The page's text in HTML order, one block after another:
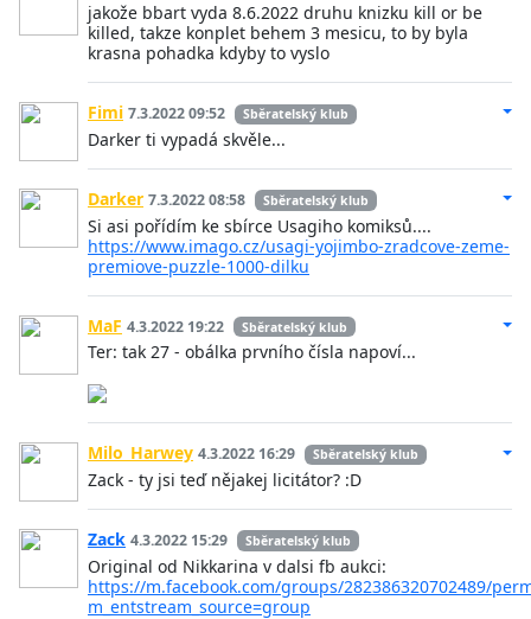
jakože bbart vyda 8.6.2022 druhu knizku kill or be
killed, takze konplet behem 3 mesicu, to by byla
krasna pohadka kdyby to vyslo
Fimi 7.3.2022 09:52 Sběratelský klub
Darker ti vypadá skvěle...
Darker 7.3.2022 08:58 Sběratelský klub
Si asi pořídím ke sbírce Usagiho komiksů....
https://www.imago.cz/usagi-yojimbo-zradcove-zeme-
premiove-puzzle-1000-dilku
MaF 4.3.2022 19:22 Sběratelský klub
Ter: tak 27 - obálka prvního čísla napoví...
Milo_Harwey 4.3.2022 16:29 Sběratelský klub
Zack - ty jsi teď nějakej licitátor? :D
Zack 4.3.2022 15:29 Sběratelský klub
Original od Nikkarina v dalsi fb aukci:
https://m.facebook.com/groups/282386320702489/
m_entstream_source=group